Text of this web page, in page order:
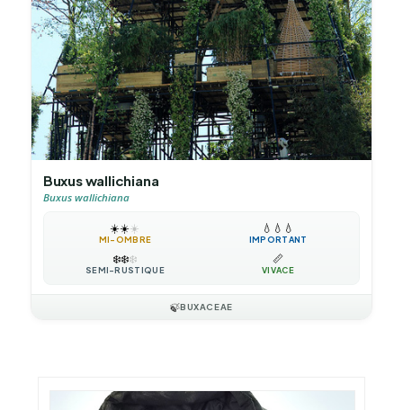
Buxus wallichiana
Buxus wallichiana
☀️☀️☀️
MI-OMBRE
💧 💧 💧
IMPORTANT
❄️❄️❄️
SEMI-RUSTIQUE
📏
VIVACE
🍃BUXACEAE